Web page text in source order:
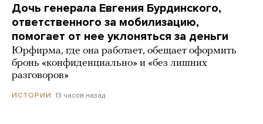
Дочь генерала Евгения Бурдинского,
ответственного за мобилизацию,
помогает от нее уклоняться за деньги
Юрфирма, где она работает, обещает оформить
бронь «конфиденциально» и «без лишних
разговоров»
ИСТОРИИ 13 часов назад